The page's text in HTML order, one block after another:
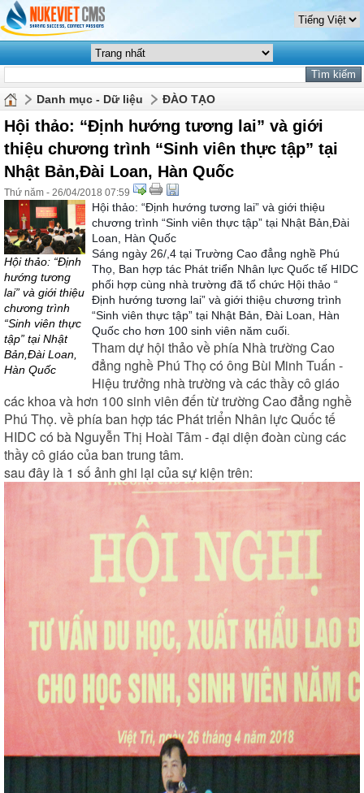
Danh mục - Dữ liệu ĐÀO TẠO
Hội thảo: “Định hướng tương lai” và giới
thiệu chương trình “Sinh viên thực tập” tại
Nhật Bản,Đài Loan, Hàn Quốc
Thứ năm - 26/04/2018 07:59
Hội thảo: “Định
hướng tương
lai” và giới thiệu
chương trình
“Sinh viên thực
tập” tại Nhật
Bản,Đài Loan,
Hàn Quốc
Hội thảo: “Định hướng tương lai” và giới thiệu
chương trình “Sinh viên thực tập” tại Nhật Bản,Đài
Loan, Hàn Quốc
Sáng ngày 26/,4 tại Trường Cao đẳng nghề Phú
Thọ, Ban hợp tác Phát triển Nhân lực Quốc tế HIDC
phối hợp cùng nhà trường đã tổ chức Hội thảo “
Định hướng tương lai” và giới thiệu chương trình
“Sinh viên thực tập” tại Nhật Bản, Đài Loan, Hàn
Quốc cho hơn 100 sinh viên năm cuối.
Tham dự hội thảo về phía Nhà trường Cao
đẳng nghề Phú Thọ có ông Bùi Minh Tuấn -
Hiệu trưởng nhà trường và các thầy cô giáo
các khoa và hơn 100 sinh viên đến từ trường Cao đẳng nghề
Phú Thọ. về phía ban hợp tác Phát triển Nhân lực Quốc tế
HIDC có bà Nguyễn Thị Hoài Tâm - đại diện đoàn cùng các
thầy cô giáo của ban trung tâm.
sau đây là 1 số ảnh ghi lại của sự kiện trên: